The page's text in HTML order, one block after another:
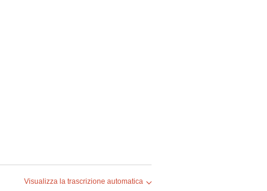
Visualizza la trascrizione automatica